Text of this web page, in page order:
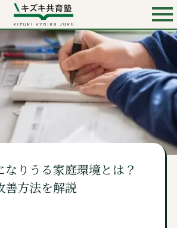
入会・見学・料金のお問い合わせは
501-858 （無料）
なりうる家庭環境とは？
善方法を解説